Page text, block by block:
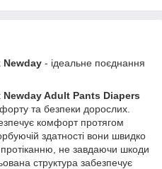
Newday - ідеальне поєднання
Newday Adult Pants Diapers
та безпеки дорослих.
комфорт протягом
здатності вони швидко
протіканню, не завдаючи шкоди
структура забезпечує